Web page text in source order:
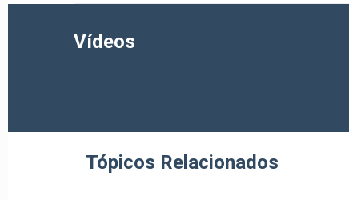
Vídeos
Tópicos Relacionados